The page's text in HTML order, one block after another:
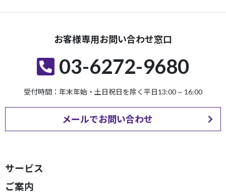
お客様専用お問い合わせ窓口
03-6272-9680
受付時間：年末年始・土日祝日を除く平日13:00 ~ 16:00
メールでお問い合わせ
サービス
ご案内